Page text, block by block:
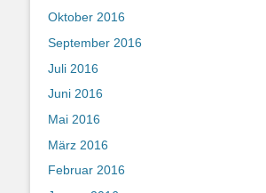
Oktober 2016
September 2016
Juli 2016
Juni 2016
Mai 2016
März 2016
Februar 2016